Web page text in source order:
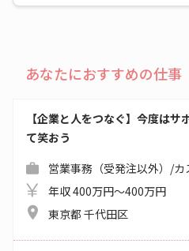
あなたにおすすめの仕事
【企業と人をつなぐ】今度は
て笑おう
営業事務（受発注以外）/カ
年収 400万円～400万円
東京都 千代田区